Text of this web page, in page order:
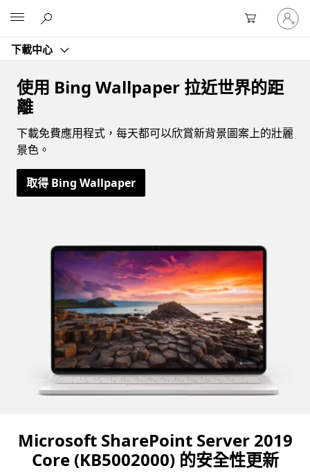
下載中心
登
入
您
戶
使用 Bing Wallpaper 拉近世界的距
離
下載免費應用程式，每天都可以欣賞新背景圖案上的壯麗
景色。
取得 Bing Wallpaper
Microsoft SharePoint Server 2019
Core (KB5002000) 的安全性更新